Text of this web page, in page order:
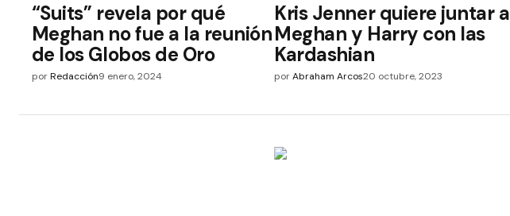
“Suits” revela por qué
Meghan no fue a la reunión
de los Globos de Oro
porRedacción9 enero, 2024
Kris Jenner quiere juntar a
Meghan y Harry con las
Kardashian
por Abraham Arcos20 octubre, 2023